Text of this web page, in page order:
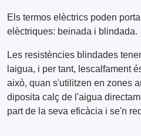
Els termos elèctrics poden
elèctriques: beinada i blindada.
Les resistències blindades
laigua, i per tant, lescalfament
això, quan s'utilitzen en zones
diposita calç de l'aigua
part de la seva eficàcia i se'n